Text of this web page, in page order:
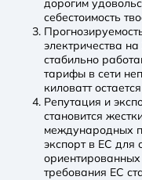
дорогим
себестоимость
электричества
стабильно
тарифы в сети
киловатт
Репутация и
становится
международных
экспорт в ЕС для
ориентированных
требования ЕС